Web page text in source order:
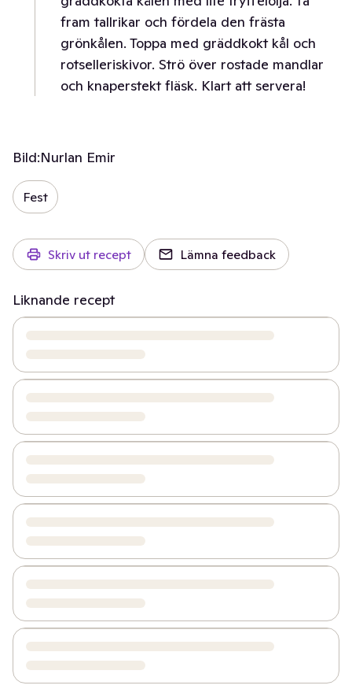
fram tallrikar och fördela den frästa
grönkålen. Toppa med gräddkokt kål och
rotselleriskivor. Strö över rostade mandlar
och knaperstekt fläsk. Klart att servera!
Bild:Nurlan Emir
Fest
Skriv ut recept Lämna feedback
Liknande recept